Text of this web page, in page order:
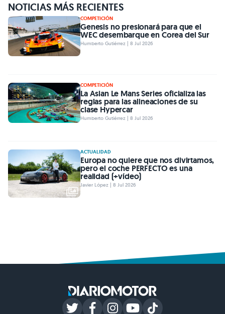
NOTICIAS MÁS RECIENTES
COMPETICIÓN
Genesis no presionará para que el
WEC desembarque en Corea del Sur
Humberto Gutiérrez | 8 Jul 2026
COMPETICIÓN
La Asian Le Mans Series oficializa las
reglas para las alineaciones de su
clase Hypercar
Humberto Gutiérrez | 8 Jul 2026
ACTUALIDAD
Europa no quiere que nos divirtamos,
pero el coche PERFECTO es una
realidad (+vídeo)
Javier López | 8 Jul 2026